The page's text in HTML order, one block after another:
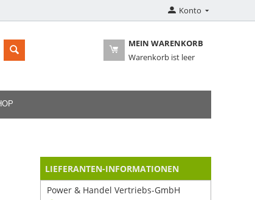
Konto
MEIN WARENKORB
Warenkorb ist leer
LIEFERANTEN-INFORMATIONEN
Power & Handel Vertriebs-GmbH